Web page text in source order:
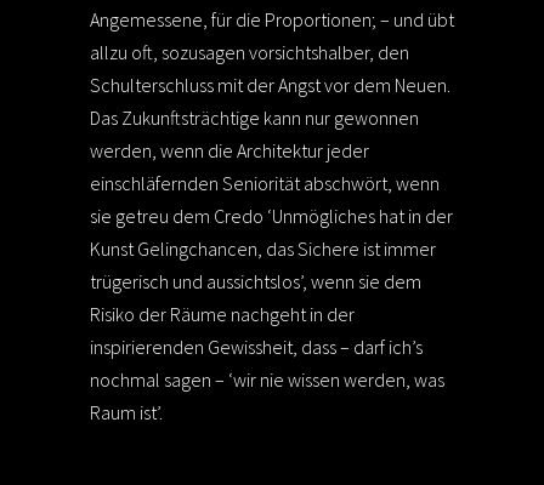
Angemessene, für die Proportionen; – und übt
allzu oft, sozusagen vorsichtshalber, den
Schulterschluss mit der Angst vor dem Neuen.
Das Zukunftsträchtige kann nur gewonnen
werden, wenn die Architektur jeder
einschläfernden Seniorität abschwört, wenn
sie getreu dem Credo ‘Unmögliches hat in der
Kunst Gelingchancen, das Sichere ist immer
trügerisch und aussichtslos’, wenn sie dem
Risiko der Räume nachgeht in der
inspirierenden Gewissheit, dass – darf ich’s
nochmal sagen – ‘wir nie wissen werden, was
Raum ist’.